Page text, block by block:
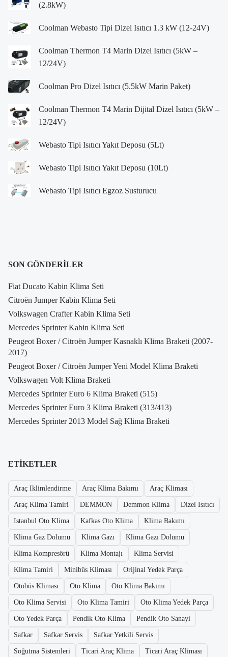
(2.8kW)
Coolman Webasto Tipi Dizel Isıtıcı 1.3 kW (12-24V)
Coolman Thermon T4 Marin Dizel Isıtıcı (5kW –
12/24V)
Coolman Pro Dizel Isıtıcı (5.5kW Marin Paket)
Coolman Thermon T4 Marin Dijital Dizel Isıtıcı (5kW –
12/24V)
Webasto Tipi Isıtıcı Yakıt Deposu (5Lt)
Webasto Tipi Isıtıcı Yakıt Deposu (10Lt)
Webasto Tipi Isıtıcı Egzoz Susturucu
SON GÖNDERILER
Fiat Ducato Kabin Klima Seti
Citroën Jumper Kabin Klima Seti
Volkswagen Crafter Kabin Klima Seti
Mercedes Sprinter Kabin Klima Seti
Peugeot Boxer / Citroën Jumper Kasnaklı Klima Braketi (2007-
2017)
Peugeot Boxer / Citroën Jumper Yeni Model Klima Braketi
Volkswagen Volt Klima Braketi
Mercedes Sprinter Euro 6 Klima Braketi (515)
Mercedes Sprinter Euro 3 Klima Braketi (313/413)
Mercedes Sprinter 2013 Model Sağ Klima Braketi
ETIKETLER
Araç Iklimlendirme Araç Klima Bakımı Araç Kliması
Araç Klima Tamiri DEMMON Demmon Klima Dizel Isıtıcı
Istanbul Oto Klima Kafkas Oto Klima Klima Bakımı
Klima Gaz Dolumu Klima Gazı Klima Gazı Dolumu
Klima Kompresörü Klima Montajı Klima Servisi
Klima Tamiri Minibüs Kliması Orijinal Yedek Parça
Otobüs Kliması Oto Klima Oto Klima Bakımı
Oto Klima Servisi Oto Klima Tamiri Oto Klima Yedek Parça
Oto Yedek Parça Pendik Oto Klima Pendik Oto Sanayi
Safkar Safkar Servis Safkar Yetkili Servis
Soğutma Sistemleri Ticari Araç Klima Ticari Araç Kliması